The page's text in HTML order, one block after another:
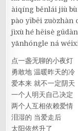
àiqíng běnlái jiù
pào yībēi zuòzhàn
jìxù hé hēisè gūdān
yǎnhóngle ná
点一盏无聊的小夜灯
勇敢地 温暖昨天的冷
爱本来 就不一定阴天
一个人明天自己决定
两个人互相依赖爱情
泪湿的 当爱走后
太阳依然升了